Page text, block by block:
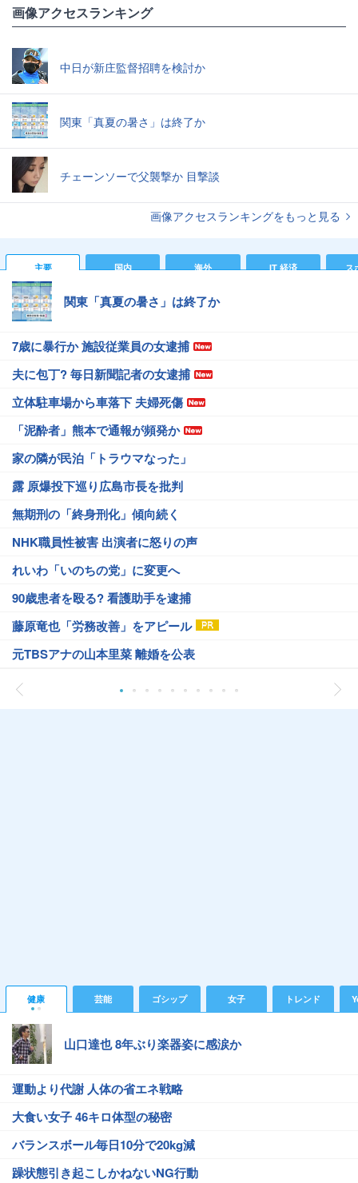
画像アクセスランキング
中日が新庄監督招聘を検討か
関東「真夏の暑さ」は終了か
チェーンソーで父襲撃か 目撃談
画像アクセスランキングをもっと見る
主要 国内 海外 IT 経済 ス
関東「真夏の暑さ」は終了か
7歳に暴行か 施設従業員の女逮捕
夫に包丁? 毎日新聞記者の女逮捕
立体駐車場から車落下 夫婦死傷
「泥酔者」熊本で通報が頻発か
家の隣が民泊「トラウマなった」
露 原爆投下巡り広島市長を批判
無期刑の「終身刑化」傾向続く
NHK職員性被害 出演者に怒りの声
れいわ「いのちの党」に変更へ
90歳患者を殴る? 看護助手を逮捕
藤原竜也「労務改善」をアピール
元TBSアナの山本里菜 離婚を公表
健康 芸能 ゴシップ 女子 トレンド
山口達也 8年ぶり楽器姿に感涙か
運動より代謝 人体の省エネ戦略
大食い女子 46キロ体型の秘密
バランスボール毎日10分で20kg減
躁状態引き起こしかねないNG行動